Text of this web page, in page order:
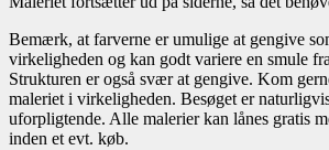
Bemærk, at farverne er umulige at gengive
virkeligheden og kan godt variere en smule
Strukturen er også svær at gengive. Kom
maleriet i virkeligheden. Besøget er
uforpligtende. Alle malerier kan lånes gratis
inden et evt. køb.